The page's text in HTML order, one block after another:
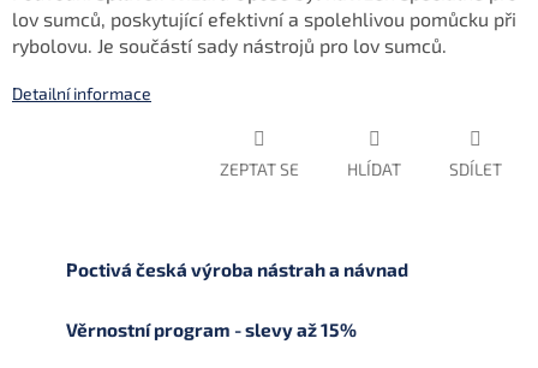
lov sumců, poskytující efektivní a spolehlivou pomůcku při
rybolovu. Je součástí sady nástrojů pro lov sumců.
Detailní informace
ZEPTAT SE HLÍDAT SDÍLET
Poctivá česká výroba nástrah a návnad
Věrnostní program - slevy až 15%